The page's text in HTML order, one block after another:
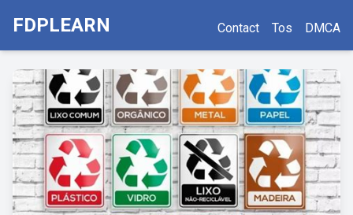
FDPLEARN Contact Tos DMCA